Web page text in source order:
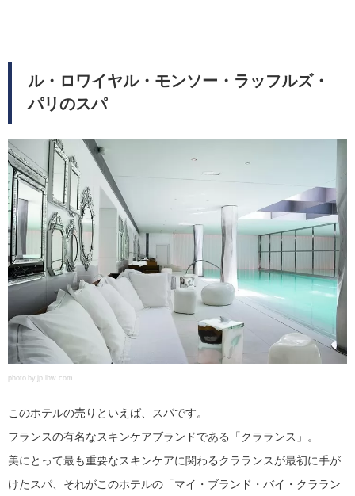
ル・ロワイヤル・モンソー・ラッフルズ・
パリのスパ
photo by jp.lhw.com
このホテルの売りといえば、スパです。
フランスの有名なスキンケアブランドである「クラランス」。
美にとって最も重要なスキンケアに関わるクラランスが最初に手が
けたスパ、それがこのホテルの「マイ・ブランド・バイ・クララン